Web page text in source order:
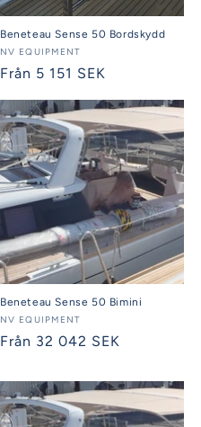
Beneteau Sense 50 Bordskydd
Säljare:
NV EQUIPMENT
Ordinarie
Från 5 151 SEK
Beneteau Sense 50 Bimini
Säljare:
NV EQUIPMENT
Ordinarie
Från 32 042 SEK